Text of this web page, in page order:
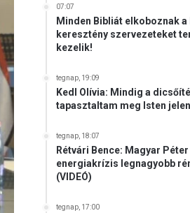
07:07
Minden Bibliát elkoboznak a
keresztény szervezeteket
kezelik!
tegnap, 19:09
Kedl Olívia: Mindig a
tapasztaltam meg Isten
tegnap, 18:07
Rétvári Bence: Magyar
energiakrízis legnagyobb
(VIDEÓ)
tegnap, 17:00